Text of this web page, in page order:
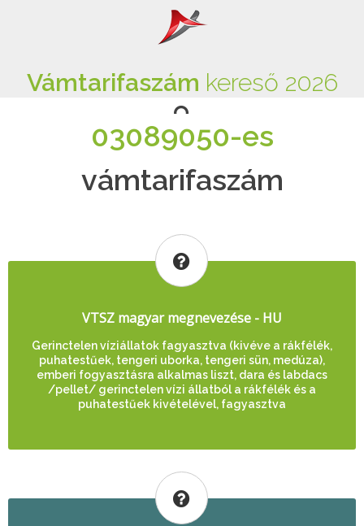
Vámtarifaszám kereső 2026
03089050-es
vámtarifaszám
VTSZ magyar megnevezése - HU
Gerinctelen víziállatok fagyasztva (kivéve a rákfélék,
puhatestűek, tengeri uborka, tengeri sün, medúza),
emberi fogyasztásra alkalmas liszt, dara és labdacs
/pellet/ gerinctelen vízi állatból a rákfélék és a
puhatestűek kivételével, fagyasztva